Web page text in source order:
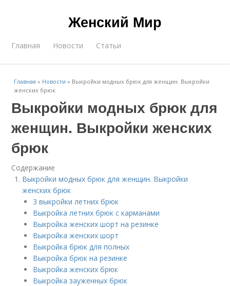
Женский Мир
Главная Новости Статьи
Главная » Новости » Выкройки модных брюк для женщин. Выкройки
женских брюк
Выкройки модных брюк для
женщин. Выкройки женских
брюк
Содержание
Выкройки модных брюк для женщин. Выкройки
женских брюк
3 выкройки летних брюк
Выкройка летних брюк с карманами
Выкройка женских шорт на резинке
Выкройка женских шорт
Выкройка брюк для полных
Выкройка брюк на резинке
Выкройка женских брюк
Выкройка зауженных брюк